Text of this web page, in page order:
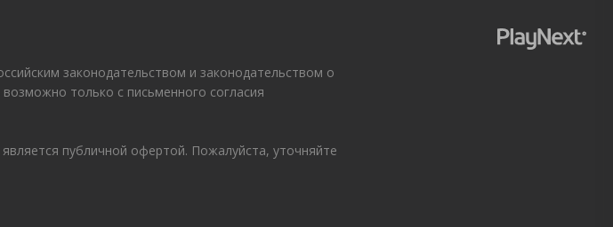
законодательством и законодательством о
только с письменного согласия
публичной офертой. Пожалуйста, уточняйте